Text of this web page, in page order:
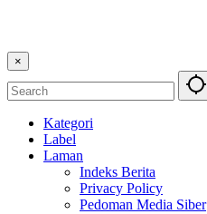
×
Kategori
Label
Laman
Indeks Berita
Privacy Policy
Pedoman Media Siber